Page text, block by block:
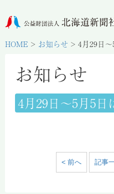
HOME > お知らせ > 4月29日
お知らせ
4月29日～5月5
< 前へ 記事